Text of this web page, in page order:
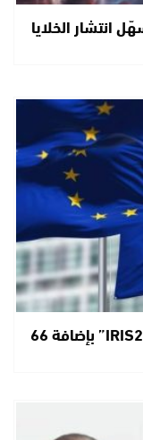
انتشار الخلايا
الاتحاد الأوروبي يوسع كوكبة أقمار “IRIS2” بإضافة 66